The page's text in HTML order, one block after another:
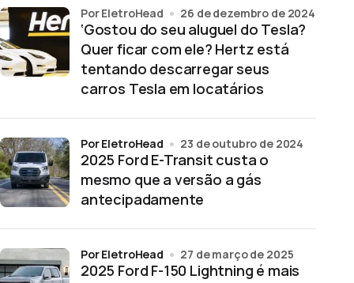
‘Gostou do seu aluguel do Tesla?
Quer ficar com ele? Hertz está
tentando descarregar seus
carros Tesla em locatários
por EletroHead 26 de dezembro de 2024
2025 Ford E-Transit custa o
mesmo que a versão a gás
antecipadamente
por EletroHead 23 de outubro de 2024
2025 Ford F-150 Lightning é mais
por EletroHead 27 de março de 2025